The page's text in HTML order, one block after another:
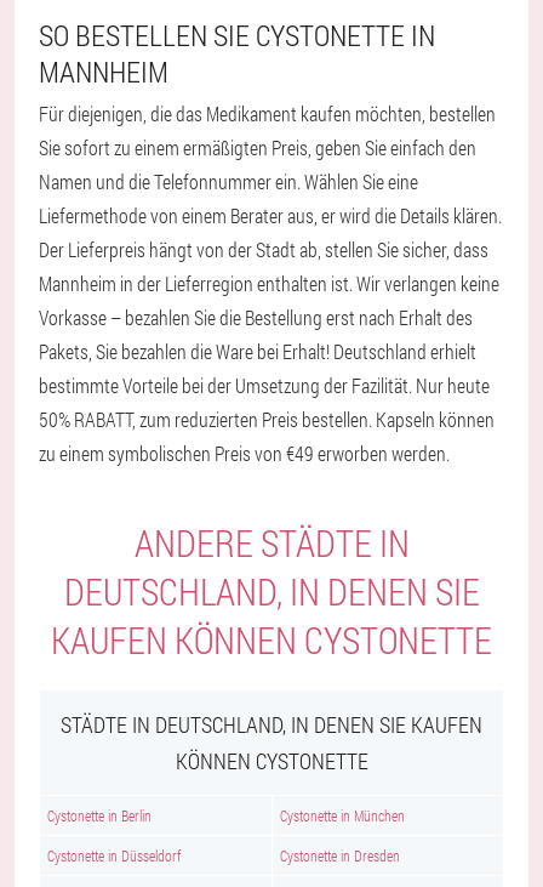
SO BESTELLEN SIE CYSTONETTE IN
MANNHEIM
Für diejenigen, die das Medikament kaufen möchten, bestellen
Sie sofort zu einem ermäßigten Preis, geben Sie einfach den
Namen und die Telefonnummer ein. Wählen Sie eine
Liefermethode von einem Berater aus, er wird die Details klären.
Der Lieferpreis hängt von der Stadt ab, stellen Sie sicher, dass
Mannheim in der Lieferregion enthalten ist. Wir verlangen keine
Vorkasse – bezahlen Sie die Bestellung erst nach Erhalt des
Pakets, Sie bezahlen die Ware bei Erhalt! Deutschland erhielt
bestimmte Vorteile bei der Umsetzung der Fazilität. Nur heute
50% RABATT, zum reduzierten Preis bestellen. Kapseln können
zu einem symbolischen Preis von €49 erworben werden.
ANDERE STÄDTE IN
DEUTSCHLAND, IN DENEN SIE
KAUFEN KÖNNEN CYSTONETTE
STÄDTE IN DEUTSCHLAND, IN DENEN SIE KAUFEN
KÖNNEN CYSTONETTE
Cystonette in Berlin Cystonette in München
Cystonette in Düsseldorf Cystonette in Dresden